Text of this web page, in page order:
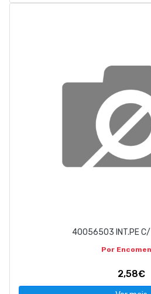
40056503 INT.PE C/
Por
2,58€